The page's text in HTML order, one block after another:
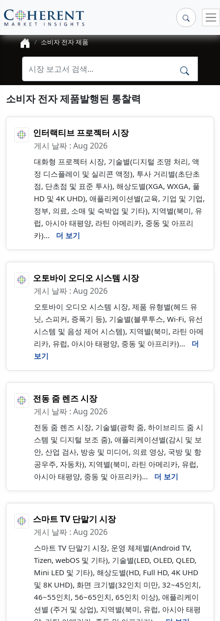
소비자 전자 제품
소비자 전자 제품발행된 통찰력
인터랙티브 프로젝터 시장
게시 날짜 : Aug 2026
대화형 프로젝터 시장, 기술별(디지털 조명 처리, 액
정 디스플레이 및 실리콘 액정), 투사 거리별(초단초
점, 단초점 및 표준 투사), 해상도별(XGA, WXGA, 풀
HD 및 4K UHD), 애플리케이션별(교육, 기업 및 기업,
정부, 의료, 소매 및 숙박업 및 기타), 지역별(북미, 유
럽, 아시아 태평양, 라틴 아메리카, 중동 및 아프리
카)...
더 보기
오토바이 오디오 시스템 시장
게시 날짜 : Aug 2026
오토바이 오디오 시스템 시장, 제품 유형별(헤드 유
닛, 스피커, 증폭기 등), 기술별(블루투스, Wi-Fi, 유선
시스템 및 음성 제어 시스템), 지역별(북미, 라틴 아메
리카, 유럽, 아시아 태평양, 중동 및 아프리카)...
더
보기
전동 줌 렌즈 시장
게시 날짜 : Aug 2026
전동 줌 렌즈 시장, 기술별(광학 줌, 하이브리드 줌 시
스템 및 디지털 보조 줌), 애플리케이션별(감시 및 보
안, 산업 검사, 방송 및 미디어, 의료 영상, 국방 및 항
공우주, 자동차), 지역별(북미, 라틴 아메리카, 유럽,
아시아 태평양, 중동 및 아프리카)...
더 보기
스마트 TV 단말기 시장
게시 날짜 : Aug 2026
스마트 TV 단말기 시장, 운영 체제별(Android TV,
Tizen, webOS 및 기타), 기술별(LED, OLED, QLED,
Mini LED 및 기타), 해상도별(HD, Full HD, 4K UHD
및 8K UHD), 화면 크기별(32인치 미만, 32~45인치,
46~55인치, 56~65인치, 65인치 이상), 애플리케이
션별 (주거 및 상업), 지역별(북미, 유럽, 아시아 태평